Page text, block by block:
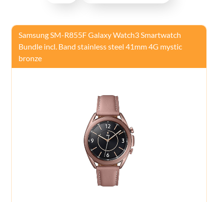
Samsung SM-R855F Galaxy Watch3 Smartwatch
Bundle incl. Band stainless steel 41mm 4G mystic
bronze